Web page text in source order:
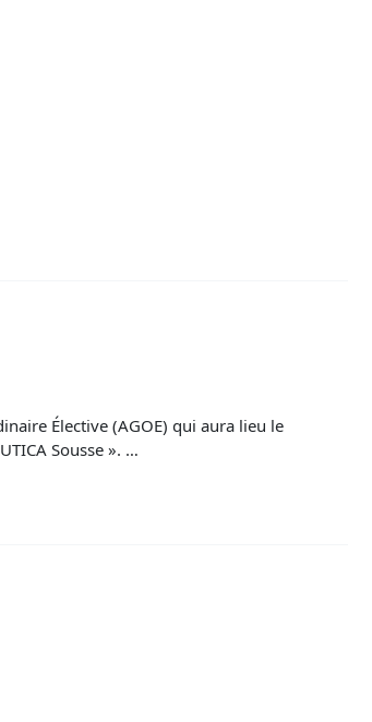
Élective (AGOE) qui aura lieu le
Sousse ». …